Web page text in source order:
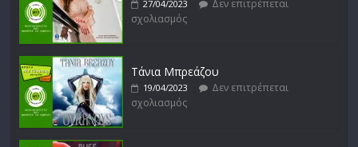
σχολιασμός
27/04/2023
Δεν επιτρέπεται
σχολιασμός
Τάνια Μπρεάζου
19/04/2023
Δεν επιτρέπεται
σχολιασμός